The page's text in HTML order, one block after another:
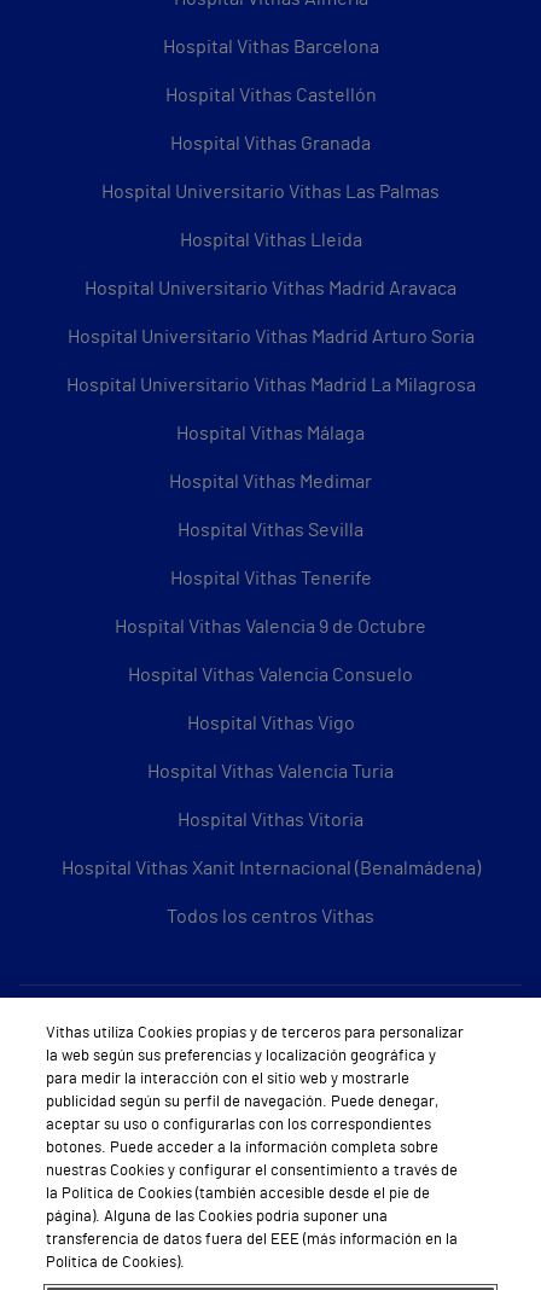
Hospital Vithas Barcelona
Hospital Vithas Castellón
Hospital Vithas Granada
Hospital Universitario Vithas Las Palmas
Hospital Vithas Lleida
Hospital Universitario Vithas Madrid Aravaca
Hospital Universitario Vithas Madrid Arturo Soria
Hospital Universitario Vithas Madrid La Milagrosa
Hospital Vithas Málaga
Hospital Vithas Medimar
Hospital Vithas Sevilla
Hospital Vithas Tenerife
Hospital Vithas Valencia 9 de Octubre
Hospital Vithas Valencia Consuelo
Hospital Vithas Vigo
Hospital Vithas Valencia Turia
Hospital Vithas Vitoria
Hospital Vithas Xanit Internacional (Benalmádena)
Todos los centros Vithas
Sobre Vithas
Quiénes somos
Trabajar en Vithas
Teléfono Cita Médica
Teléfono Atención al Cliente
Política de seguridad y salud en el trabajo
Vithas utiliza Cookies propias y de terceros para personalizar
la web según sus preferencias y localización geográfica y
para medir la interacción con el sitio web y mostrarle
publicidad según su perfil de navegación. Puede denegar,
aceptar su uso o configurarlas con los correspondientes
botones. Puede acceder a la información completa sobre
nuestras Cookies y configurar el consentimiento a través de
la Política de Cookies (también accesible desde el pie de
página). Alguna de las Cookies podría suponer una
transferencia de datos fuera del EEE (más información en la
Política de Cookies).